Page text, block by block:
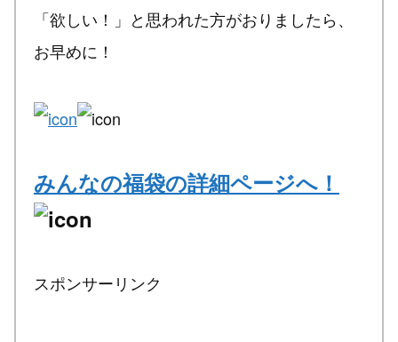
「欲しい！」と思われた方がおりましたら、
お早めに！
みんなの福袋の詳細ページへ！
スポンサーリンク